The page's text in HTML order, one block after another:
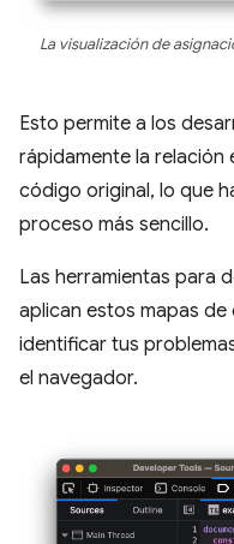
La visualización de
Esto permite a los
rápidamente la
código original, lo que
proceso más sencillo.
Las herramientas para
aplican estos mapas
identificar tus
el navegador.